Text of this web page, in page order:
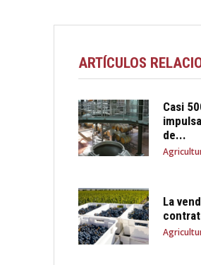
ARTÍCULOS
Casi
de...
La